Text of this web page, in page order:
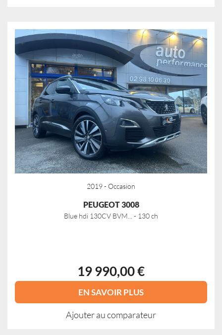
2019 - Occasion
PEUGEOT 3008
Blue hdi 130CV BVM... - 130 ch
19 990,00 €
EN SAVOIR PLUS
Ajouter au comparateur